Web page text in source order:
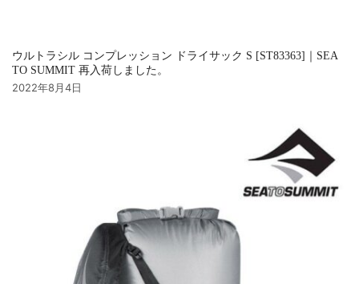
ウルトラシル コンプレッション ドライサック S [ST83363]｜SEA
TO SUMMIT 再入荷しました。
2022年8月4日